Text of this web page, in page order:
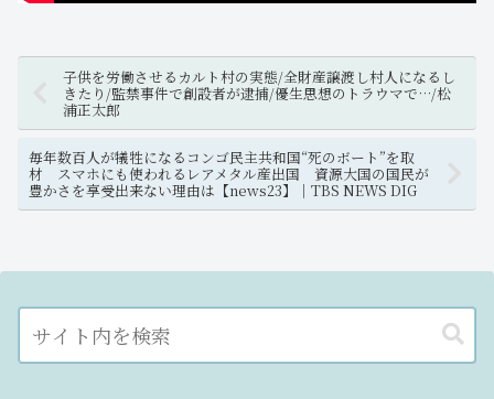
子供を労働させるカルト村の実態/全財産譲渡し村人になるし
きたり/監禁事件で創設者が逮捕/優生思想のトラウマで…/松
浦正太郎
毎年数百人が犠牲になるコンゴ民主共和国“死のボート”を取
材 スマホにも使われるレアメタル産出国 資源大国の国民が
豊かさを享受出来ない理由は【news23】｜TBS NEWS DIG